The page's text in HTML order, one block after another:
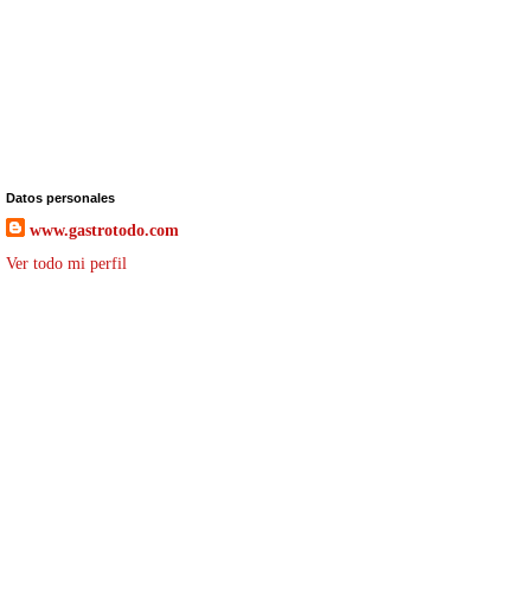
Datos personales
www.gastrotodo.com
Ver todo mi perfil